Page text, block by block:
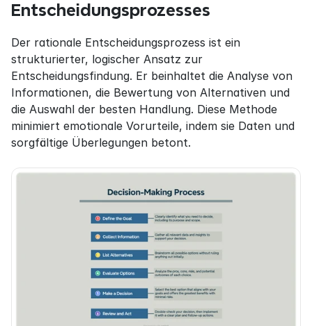
Entscheidungsprozesses
Der rationale Entscheidungsprozess ist ein
strukturierter, logischer Ansatz zur
Entscheidungsfindung. Er beinhaltet die Analyse von
Informationen, die Bewertung von Alternativen und
die Auswahl der besten Handlung. Diese Methode
minimiert emotionale Vorurteile, indem sie Daten und
sorgfältige Überlegungen betont.